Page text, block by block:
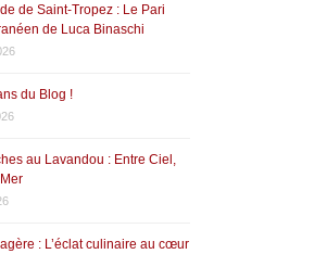
de Saint-Tropez : Le Pari
de Luca Binaschi
du Blog !
au Lavandou : Entre Ciel,
: L’éclat culinaire au cœur